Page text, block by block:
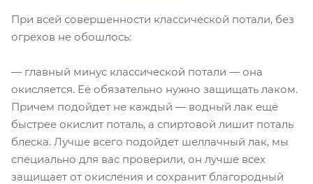
При всей совершенности классической потали, без
огрехов не обошлось:
— главный минус классической потали — она
окисляется. Её обязательно нужно защищать лаком.
Причем подойдет не каждый — водный лак ещё
быстрее окислит поталь, а спиртовой лишит поталь
блеска. Лучше всего подойдет шеллачный лак, мы
специально для вас проверили, он лучше всех
защищает от окисления и сохранит благородный